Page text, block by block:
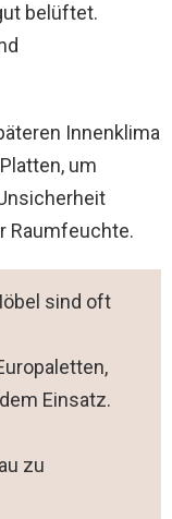
belüftet.
Innenklima
um
Raumfeuchte.
sind oft
Einsatz.
zu